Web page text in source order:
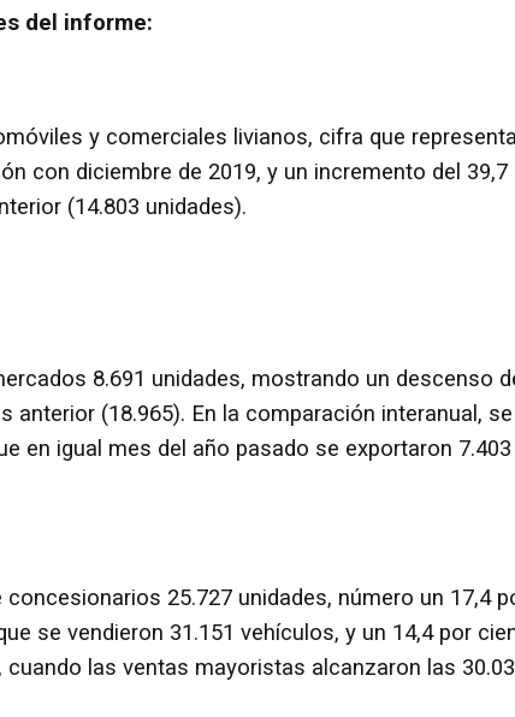
del informe:
y comerciales livianos, cifra que
con diciembre de 2019, y un incremento del 39,7
(14.803 unidades).
8.691 unidades, mostrando un descenso
anterior (18.965). En la comparación interanual, se
en igual mes del año pasado se exportaron 7.403
25.727 unidades, número un 17,4
se vendieron 31.151 vehículos, y un 14,4 por
las ventas mayoristas alcanzaron las